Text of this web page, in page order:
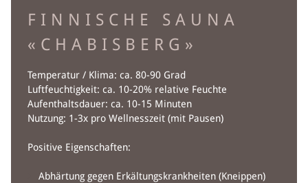
FINNISCHE SAUNA
«CHABISBERG»
Temperatur / Klima: ca. 80-90 Grad
Luftfeuchtigkeit: ca. 10-20% relative Feuchte
Aufenthaltsdauer: ca. 10-15 Minuten
Nutzung: 1-3x pro Wellnesszeit (mit Pausen)
Positive Eigenschaften:
Abhärtung gegen Erkältungskrankheiten (Kneippen)